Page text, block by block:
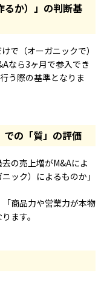
るか）」の判断基
で（オーガニックで）
なら3ヶ月で参入でき
う際の基準となりま
での「質」の評価
の売上増がM&Aによ
ック）によるものか」
商品力や営業力が本物
ます。